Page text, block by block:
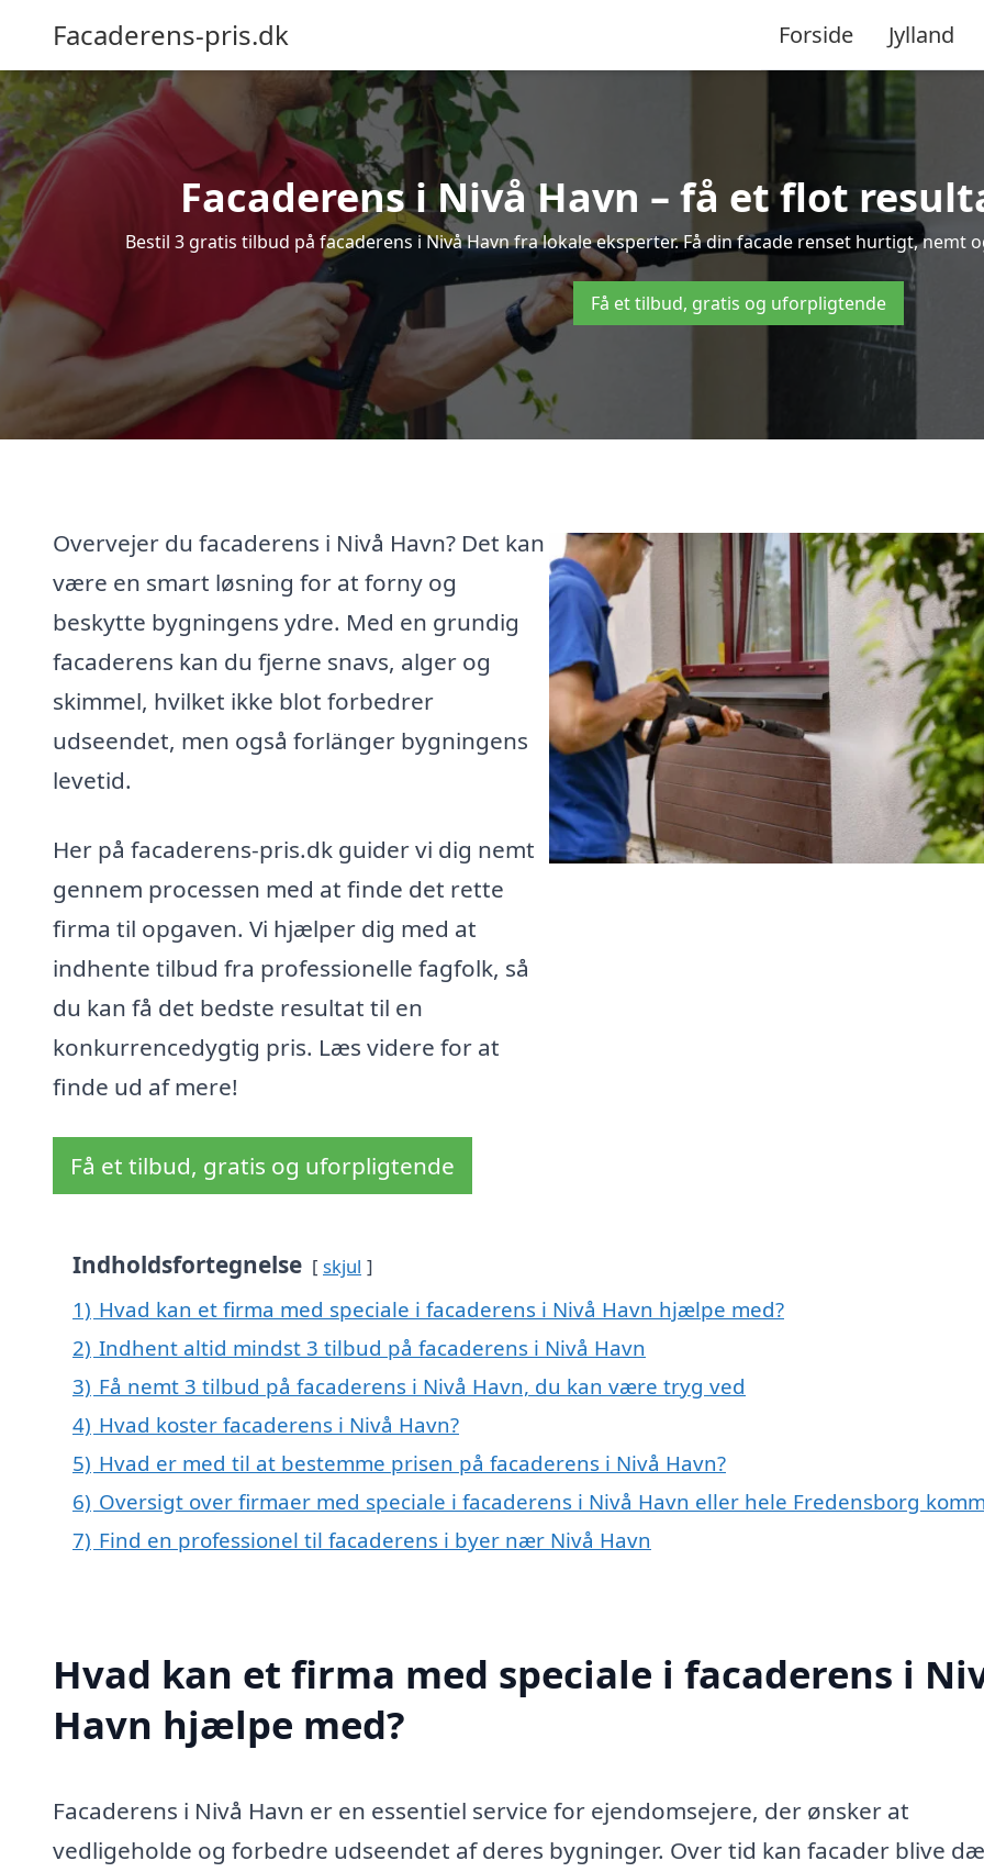
Facaderens-pris.dk Forside Jylland
Facaderens i Nivå Havn – få et flot
Bestil 3 gratis tilbud på facaderens i Nivå Havn fra lokale eksperter. Få din facade renset hurtigt, nemt
Få et tilbud, gratis og uforpligtende
Overvejer du facaderens i Nivå Havn? Det kan
være en smart løsning for at forny og
beskytte bygningens ydre. Med en grundig
facaderens kan du fjerne snavs, alger og
skimmel, hvilket ikke blot forbedrer
udseendet, men også forlänger bygningens
levetid.
Her på facaderens-pris.dk guider vi dig nemt
gennem processen med at finde det rette
firma til opgaven. Vi hjælper dig med at
indhente tilbud fra professionelle fagfolk, så
du kan få det bedste resultat til en
konkurrencedygtig pris. Læs videre for at
finde ud af mere!
Få et tilbud, gratis og uforpligtende
Indholdsfortegnelse skjul
1) Hvad kan et firma med speciale i facaderens i Nivå Havn hjælpe med?
2) Indhent altid mindst 3 tilbud på facaderens i Nivå Havn
3) Få nemt 3 tilbud på facaderens i Nivå Havn, du kan være tryg ved
4) Hvad koster facaderens i Nivå Havn?
5) Hvad er med til at bestemme prisen på facaderens i Nivå Havn?
6) Oversigt over firmaer med speciale i facaderens i Nivå Havn eller hele Fredensborg
7) Find en professionel til facaderens i byer nær Nivå Havn
Hvad kan et firma med speciale i facaderens i
Havn hjælpe med?
Facaderens i Nivå Havn er en essentiel service for ejendomsejere, der ønsker at
vedligeholde og forbedre udseendet af deres bygninger. Over tid kan facader blive